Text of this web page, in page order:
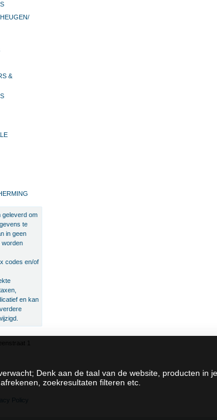
&
geleverd om
te
in geen
worden
codes en/of
en kan
1
Policy
Denk aan de taal van de website, producten in
zoekresultaten filteren etc.